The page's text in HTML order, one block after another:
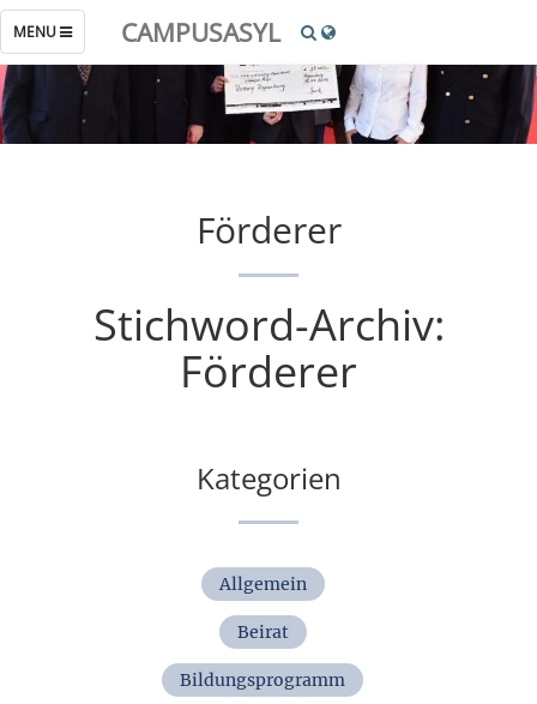
TOGGLE
NAVIGATION
MENU CAMPUSASYL
Förderer
Stichword-Archiv:
Förderer
Kategorien
Allgemein
Beirat
Bildungsprogramm